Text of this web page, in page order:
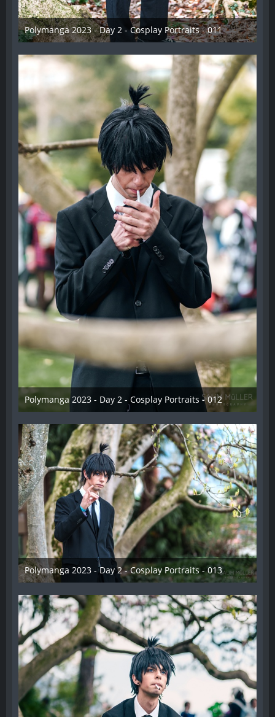
Polymanga 2023 - Day 2 - Cosplay Portraits - 011
12. Mai 2023
Polymanga 2023 - Day 2 - Cosplay Portraits - 012
12. Mai 2023
Polymanga 2023 - Day 2 - Cosplay Portraits - 013
12. Mai 2023